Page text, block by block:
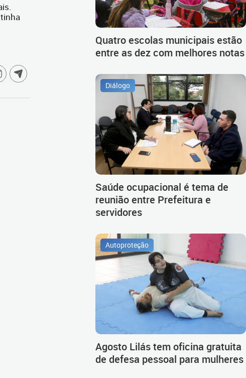
Quatro escolas municipais estão
entre as dez com melhores notas
Diálogo
Saúde ocupacional é tema de
reunião entre Prefeitura e
servidores
Autoproteção
Agosto Lilás tem oficina gratuita
de defesa pessoal para mulheres